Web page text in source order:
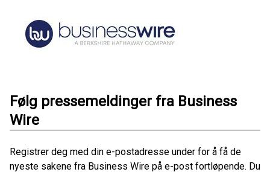
Følg pressemeldinger fra Business
Wire
Registrer deg med din e-postadresse under for å få de
nyeste sakene fra Business Wire på e-post fortløpende. Du